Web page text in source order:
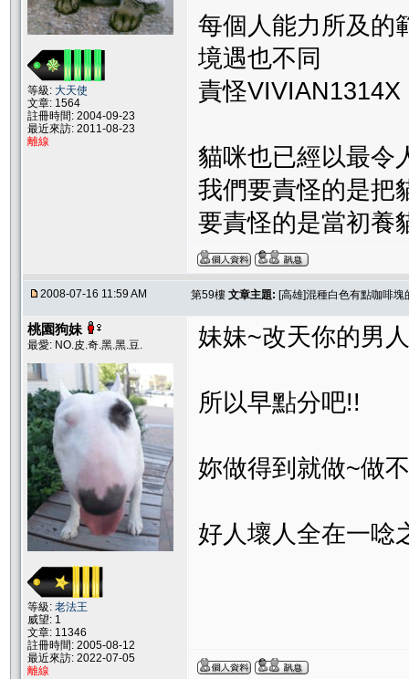
等級: 大天使
文章: 1564
註冊時間: 2004-09-23
最近來訪: 2011-08-23
離線
每個人能力所及的
境遇也不同
責怪
貓咪也已經以最令
我們要責怪的是把
要責怪的是當初養
2008-07-16 11:59 AM 第59樓 文章主題: [高雄]混種白色有點咖啡
桃園狗妹
最愛: NO.皮.奇.黑.黑.豆.
等級: 老法王
威望: 1
文章: 11346
註冊時間: 2005-08-12
最近來訪: 2022-07-05
離線
妹妹~改天你的男
所以早點分吧!!
妳做得到就做~做
好人壞人全在一唸